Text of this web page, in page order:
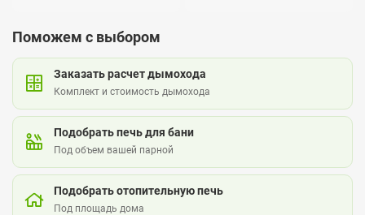
Поможем с выбором
Заказать расчет дымохода
Комплект и стоимость дымохода
Подобрать печь для бани
Под объем вашей парной
Подобрать отопительную печь
Под площадь дома